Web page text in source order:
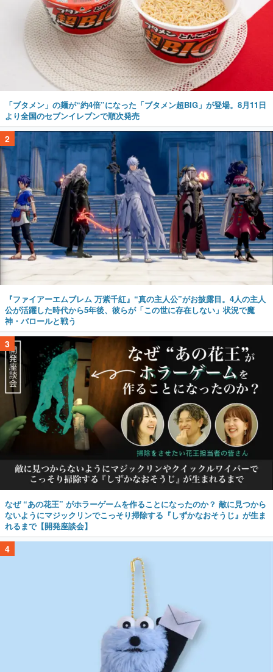
「ブタメン」の麺が“約4倍”になった「ブタメン超BIG」が登場。8月11日
より全国のセブンイレブンで順次発売
2
『ファイアーエムブレム 万紫千紅』“真の主人公”がお披露目。4人の主人
公が活躍した時代から5年後、彼らが「この世に存在しない」状況で魔
神・バロールと戦う
なぜ “あの花王” がホラーゲームを作ることになったのか？ 敵に見つから
ないようにマジックリンでこっそり掃除する『しずかなおそうじ』が生ま
れるまで【開発座談会】
4